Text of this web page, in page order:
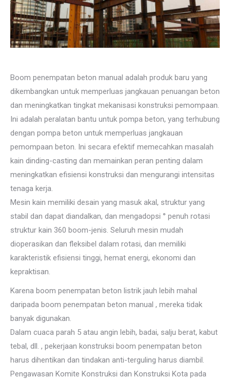
Boom penempatan beton manual adalah produk baru yang
dikembangkan untuk memperluas jangkauan penuangan beton
dan meningkatkan tingkat mekanisasi konstruksi pemompaan.
Ini adalah peralatan bantu untuk pompa beton, yang terhubung
dengan pompa beton untuk memperluas jangkauan
pemompaan beton. Ini secara efektif memecahkan masalah
kain dinding-casting dan memainkan peran penting dalam
meningkatkan efisiensi konstruksi dan mengurangi intensitas
tenaga kerja.
Mesin kain memiliki desain yang masuk akal, struktur yang
stabil dan dapat diandalkan, dan mengadopsi ° penuh rotasi
struktur kain 360 boom-jenis. Seluruh mesin mudah
dioperasikan dan fleksibel dalam rotasi, dan memiliki
karakteristik efisiensi tinggi, hemat energi, ekonomi dan
kepraktisan.
Karena boom penempatan beton listrik jauh lebih mahal
daripada boom penempatan beton manual , mereka tidak
banyak digunakan.
Dalam cuaca parah 5 atau angin lebih, badai, salju berat, kabut
tebal, dll. , pekerjaan konstruksi boom penempatan beton
harus dihentikan dan tindakan anti-terguling harus diambil.
Pengawasan Komite Konstruksi dan Konstruksi Kota pada